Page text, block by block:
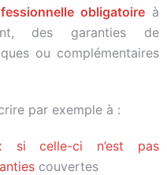
obligatoire à
des garanties de
ou complémentaires
par exemple à :
si celle-ci n’est pas
couvertes